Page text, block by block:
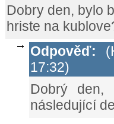
Dobry den, bylo
hriste na
Odpověď:
17:32)
Dobrý den,
následující